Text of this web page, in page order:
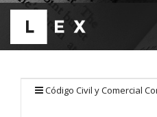
Código Civil y Comercial